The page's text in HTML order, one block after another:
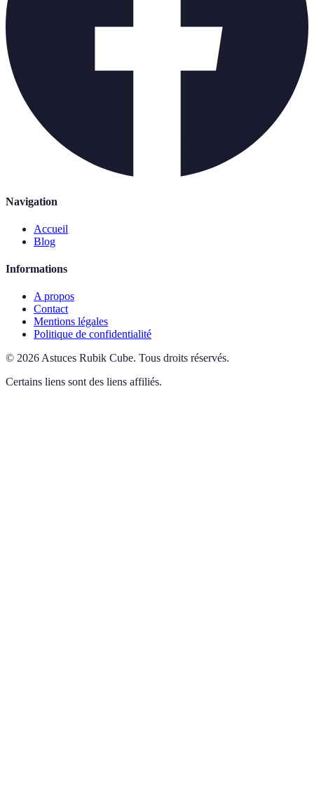
Navigation
Accueil
Blog
Informations
A propos
Contact
Mentions légales
Politique de confidentialité
© 2026 Astuces Rubik Cube. Tous droits réservés.
Certains liens sont des liens affiliés.